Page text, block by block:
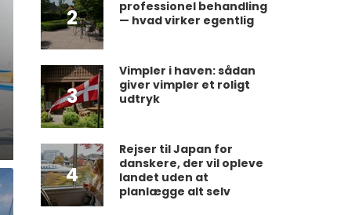
2
professionel behandling
— hvad virker egentlig
3
Vimpler i haven: sådan
giver vimpler et roligt
udtryk
4
Rejser til Japan for
danskere, der vil opleve
landet uden at
planlægge alt selv